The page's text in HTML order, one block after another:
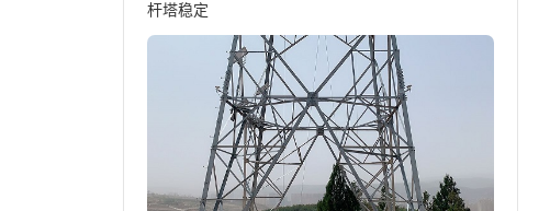
杆塔稳定